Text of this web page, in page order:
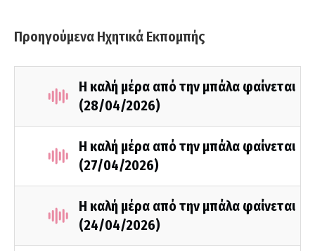
Προηγούμενα Ηχητικά Εκπομπής
Η καλή μέρα από την μπάλα φαίνεται
(28/04/2026)
Η καλή μέρα από την μπάλα φαίνεται
(27/04/2026)
Η καλή μέρα από την μπάλα φαίνεται
(24/04/2026)